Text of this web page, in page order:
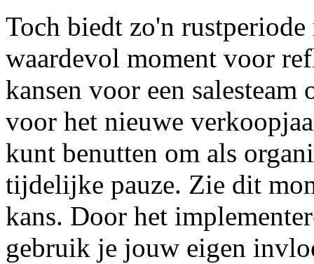
Toch biedt zo'n
waardevol moment voor
kansen voor een salesteam
voor het nieuwe
kunt benutten om als
tijdelijke pauze. Zie dit
kans. Door het
gebruik je jouw eigen